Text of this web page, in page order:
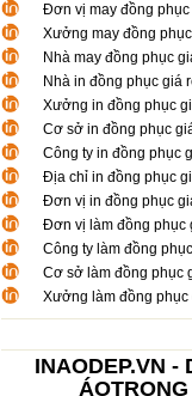
Đơn vị may đồng phục
Xưởng may đồng
Nhà may đồng phục
Nhà in đồng phục giá
Xưởng in đồng phục
Cơ sở in đồng phục
Công ty in đồng phục
Địa chỉ in đồng phục
Đơn vị in đồng phục
Đơn vị làm đồng phục
Công ty làm đồng
Cơ sở làm đồng phục
Xưởng làm đồng phục
INAODEP.VN -